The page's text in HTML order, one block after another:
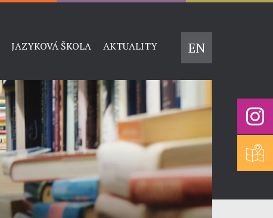
JAZYKOVÁ ŠKOLA AKTUALITY EN